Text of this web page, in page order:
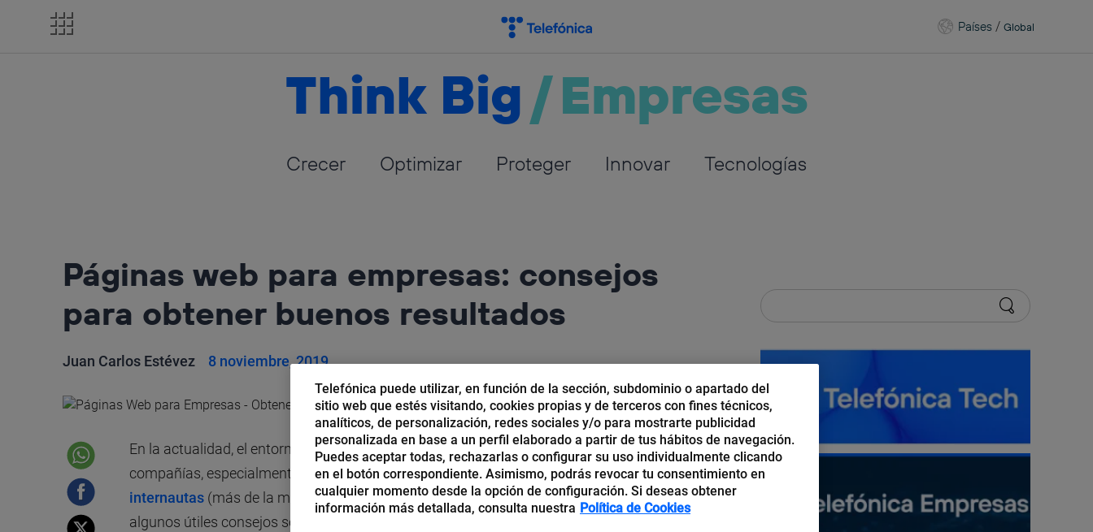
Países /Global
Think Big/Empresas
Crecer Optimizar Proteger Innovar Tecnologías
Páginas web para empresas: consejos
para obtener buenos resultados
Juan Carlos Estévez 8 noviembre, 2019
En la actualidad, el entorno digital constituye un importante escenario para las
compañías, especialmente considerando que existen cerca de4.388 millones de
internautas(más de la mitad de la población global). Atendiendo a lo anterior, revisar
algunos útiles consejos sobre páginas web para empresas puede ser determinante en
Telefónica puede utilizar, en función de la sección, subdominio o apartado del
sitio web que estés visitando, cookies propias y de terceros con fines técnicos,
analíticos, de personalización, redes sociales y/o para mostrarte publicidad
personalizada en base a un perfil elaborado a partir de tus hábitos de navegación.
Puedes aceptar todas, rechazarlas o configurar su uso individualmente clicando
en el botón correspondiente. Asimismo, podrás revocar tu consentimiento en
cualquier momento desde la opción de configuración. Si deseas obtener
información más detallada, consulta nuestra Política de Cookies